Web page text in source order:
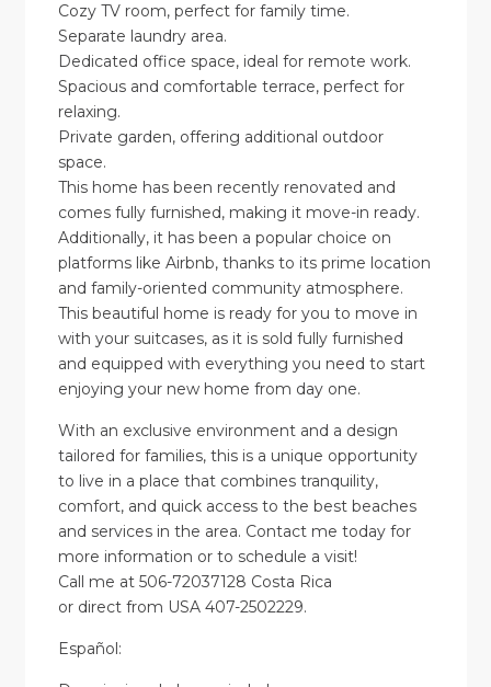
Cozy TV room, perfect for family time.
Separate laundry area.
Dedicated office space, ideal for remote work.
Spacious and comfortable terrace, perfect for
relaxing.
Private garden, offering additional outdoor
space.
This home has been recently renovated and
comes fully furnished, making it move-in ready.
Additionally, it has been a popular choice on
platforms like Airbnb, thanks to its prime location
and family-oriented community atmosphere.
This beautiful home is ready for you to move in
with your suitcases, as it is sold fully furnished
and equipped with everything you need to start
enjoying your new home from day one.
With an exclusive environment and a design
tailored for families, this is a unique opportunity
to live in a place that combines tranquility,
comfort, and quick access to the best beaches
and services in the area. Contact me today for
more information or to schedule a visit!
Call me at 506-72037128 Costa Rica
or direct from USA 407-2502229.
Español: